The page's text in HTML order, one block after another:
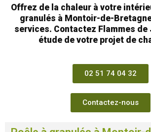
Offrez de la chaleur à votre
granulés à Montoir-de-
services. Contactez Flammes de
étude de votre projet de
02 51 74 04 32
Contactez-nous